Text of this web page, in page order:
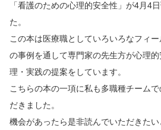
「看護のための心理的安全性」が4月4
た。
この本は医療職としていろいろなフィ
の事例を通して専門家の先生方が心理
理・実践の提案をしています。
こちらの本の一項に私も多職種チーム
だきました。
機会があったら是非読んでいただきたい